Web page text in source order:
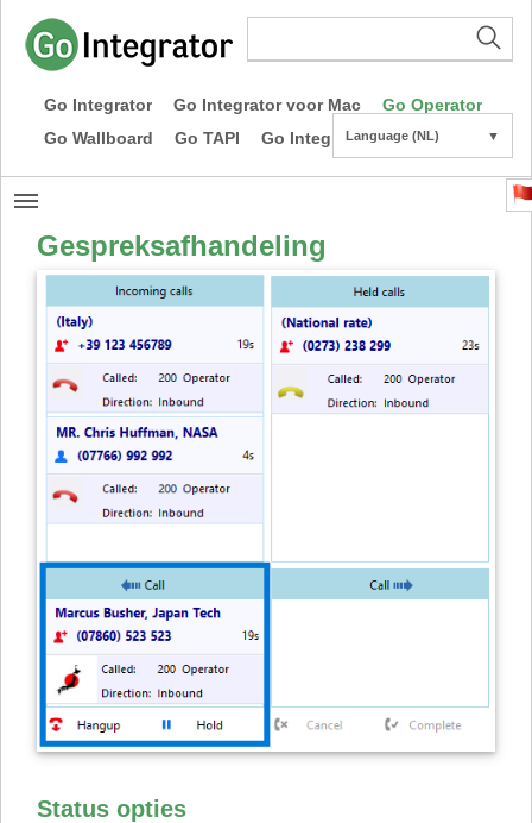
Go Integrator Go Integrator voor Mac
Go Operator
Go Wallboard
Go TAPI Go Integrator CE
Language (NL) ▼
Gespreksafhandeling
Status opties